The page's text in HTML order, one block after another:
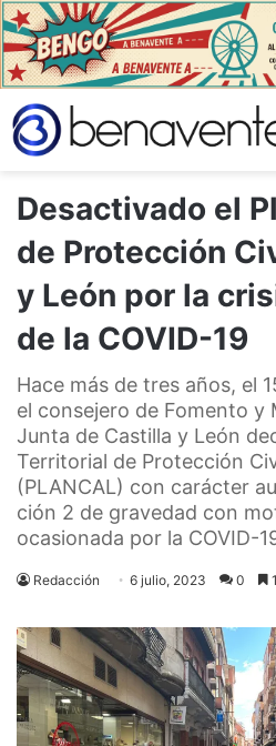
Desactivado el
de Protección
y León por la
de la COVID-19
Hace más de tres años, el
el consejero de Fomento y
Junta de Castilla y León
Territorial de Protección
(PLANCAL) con carácter
ción 2 de gravedad con
ocasionada por la COVID-
Redacción 6 julio, 2023 0